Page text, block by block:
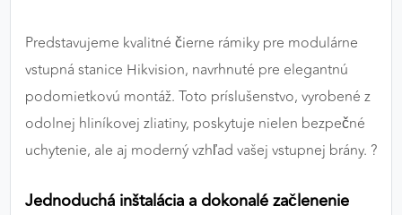
Predstavujeme kvalitné čierne rámiky pre modulárne
vstupná stanice Hikvision, navrhnuté pre elegantnú
podomietkovú montáž. Toto príslušenstvo, vyrobené z
odolnej hliníkovej zliatiny, poskytuje nielen bezpečné
uchytenie, ale aj moderný vzhľad vašej vstupnej brány. ?
Jednoduchá inštalácia a dokonalé začlenenie
zobrazovať cielenú a relevantnú reklamu, a to na
našom webe aj v reklamných sieťach tretích strán.
Poskytovateľ: Google